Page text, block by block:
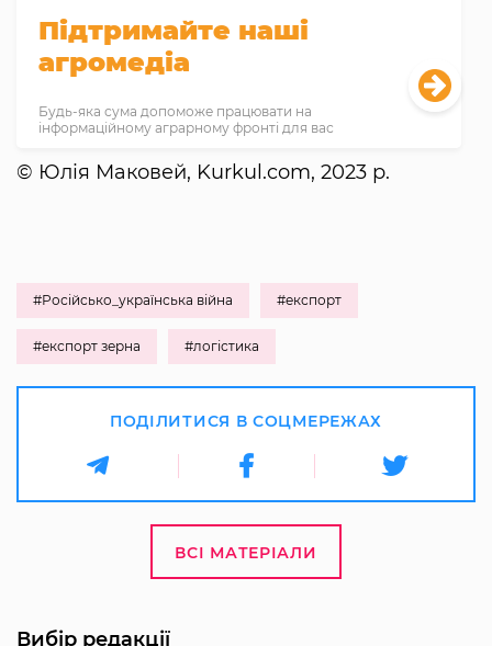
Підтримайте наші
агромедіа
Будь-яка сума допоможе працювати на
інформаційному аграрному фронті для вас
© Юлія Маковей, Kurkul.com, 2023 р.
#Російсько_українська війна #експорт
#експорт зерна #логістика
ПОДІЛИТИСЯ В СОЦМЕРЕЖАХ
ВСІ МАТЕРІАЛИ
Вибір редакції